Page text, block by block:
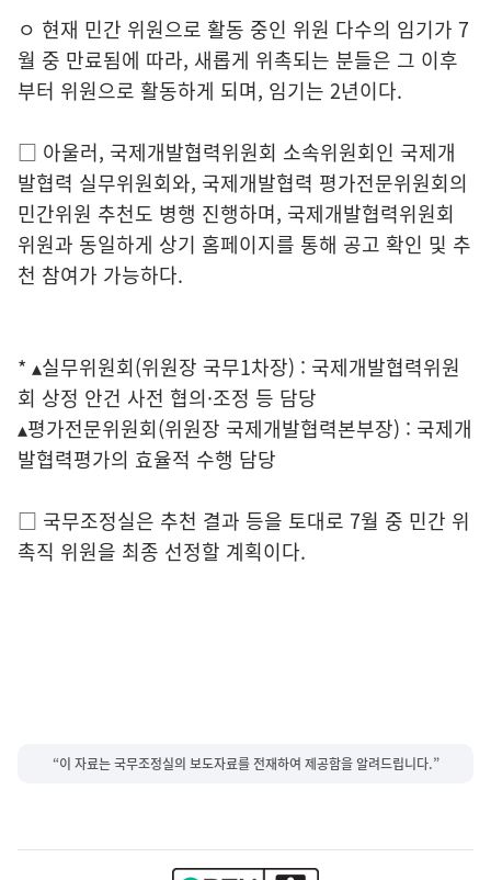
ㅇ 현재 민간 위원으로 활동 중인 위원 다수의 임기가 7
월 중 만료됨에 따라, 새롭게 위촉되는 분들은 그 이후
부터 위원으로 활동하게 되며, 임기는 2년이다.
□ 아울러, 국제개발협력위원회 소속위원회인 국제개
발협력 실무위원회와, 국제개발협력 평가전문위원회의
민간위원 추천도 병행 진행하며, 국제개발협력위원회
위원과 동일하게 상기 홈페이지를 통해 공고 확인 및 추
천 참여가 가능하다.
* ▴실무위원회(위원장 국무1차장) : 국제개발협력위원
회 상정 안건 사전 협의·조정 등 담당
▴평가전문위원회(위원장 국제개발협력본부장) : 국제개
발협력평가의 효율적 수행 담당
□ 국무조정실은 추천 결과 등을 토대로 7월 중 민간 위
촉직 위원을 최종 선정할 계획이다.
“이 자료는 국무조정실의 보도자료를 전재하여 제공함을 알려드립니다.”